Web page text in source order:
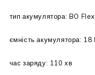
тип акумулятора: BO Flex
ємність акумулятора: 18
час заряду: 110 хв